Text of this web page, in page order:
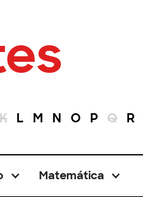
K L M N O P Q R
Matemática